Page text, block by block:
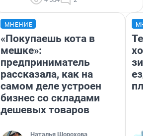
МНЕНИЕ
«Покупаешь кота в
мешке»:
предприниматель
рассказала, как на
самом деле устроен
бизнес со складами
дешевых товаров
Наталья Шорохова
ездит